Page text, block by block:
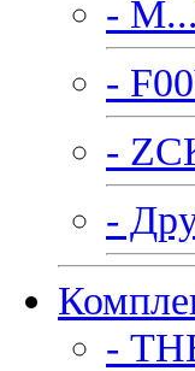
-
-
-
-
-